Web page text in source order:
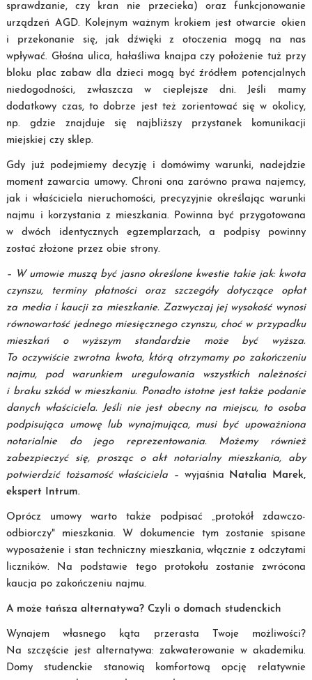
sprawdzanie, czy kran nie przecieka) oraz funkcjonowanie
urządzeń AGD. Kolejnym ważnym krokiem jest otwarcie okien
i przekonanie się, jak dźwięki z otoczenia mogą na nas
wpływać. Głośna ulica, hałaśliwa knajpa czy położenie tuż przy
bloku plac zabaw dla dzieci mogą być źródłem potencjalnych
niedogodności, zwłaszcza w cieplejsze dni. Jeśli mamy
dodatkowy czas, to dobrze jest też zorientować się w okolicy,
np. gdzie znajduje się najbliższy przystanek komunikacji
miejskiej czy sklep.
Gdy już podejmiemy decyzję i domówimy warunki, nadejdzie
moment zawarcia umowy. Chroni ona zarówno prawa najemcy,
jak i właściciela nieruchomości, precyzyjnie określając warunki
najmu i korzystania z mieszkania. Powinna być przygotowana
w dwóch identycznych egzemplarzach, a podpisy powinny
zostać złożone przez obie strony.
– W umowie muszą być jasno określone kwestie takie jak: kwota
czynszu, terminy płatności oraz szczegóły dotyczące opłat
za media i kaucji za mieszkanie. Zazwyczaj jej wysokość wynosi
równowartość jednego miesięcznego czynszu, choć w przypadku
mieszkań o wyższym standardzie może być wyższa.
To oczywiście zwrotna kwota, którą otrzymamy po zakończeniu
najmu, pod warunkiem uregulowania wszystkich należności
i braku szkód w mieszkaniu. Ponadto istotne jest także podanie
danych właściciela. Jeśli nie jest obecny na miejscu, to osoba
podpisująca umowę lub wynajmująca, musi być upoważniona
notarialnie do jego reprezentowania. Możemy również
zabezpieczyć się, prosząc o akt notarialny mieszkania, aby
potwierdzić tożsamość właściciela – wyjaśnia
Natalia Marek,
ekspert Intrum.
Oprócz umowy warto także podpisać „protokół zdawczo-
odbiorczy" mieszkania. W dokumencie tym zostanie spisane
wyposażenie i stan techniczny mieszkania, włącznie z odczytami
liczników. Na podstawie tego protokołu zostanie zwrócona
kaucja po zakończeniu najmu.
A może tańsza alternatywa? Czyli o domach studenckich
Wynajem własnego kąta przerasta Twoje możliwości?
Na szczęście jest alternatywa: zakwaterowanie w akademiku.
Domy studenckie stanowią komfortową opcję relatywnie